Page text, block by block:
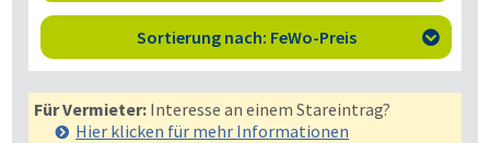
Sortierung nach: FeWo-Preis 
Für Vermieter: Interesse an einem Stareintrag?
Hier klicken für mehr Informationen